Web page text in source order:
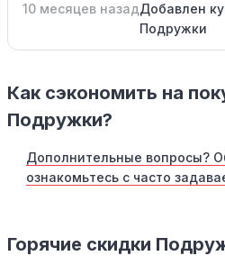
10 месяцев назадДобавлен
Подружки
Как сэкономить на
Подружки?
Дополнительные вопросы?
ознакомьтесь с часто
Горячие скидки